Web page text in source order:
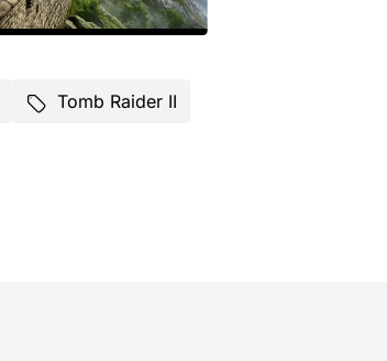
Tomb Raider II